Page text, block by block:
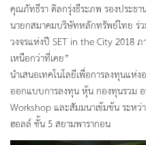
คุณภัทธีรา ดิลกรุ่งธีระภพ รองประธ
นายกสมาคมบริษัทหลักทรัพย์ไทย ร่
วงจรแห่งปี SET in the City 2018
เหนือกว่าที่เคย”
นำเสนอเทคโนโลยีเพื่อการลงทุนแห่
ออกแบบการลงทุน หุ้น กองทุนรวม
Workshop และสัมมนาเข้มข้น ระห
ฮอลล์ ชั้น 5 สยามพารากอน